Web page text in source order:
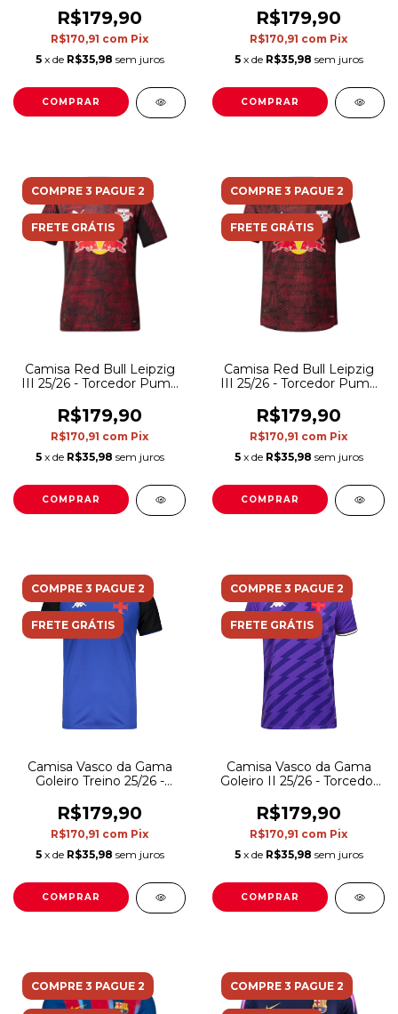
R$179,90
R$170,91 com Pix
5 x de R$35,98 sem juros
COMPRAR
R$179,90
R$170,91 com Pix
5 x de R$35,98 sem juros
COMPRAR
COMPRE 3 PAGUE 2
FRETE GRÁTIS
Camisa Red Bull Leipzig
III 25/26 - Torcedor Puma
preta
R$179,90
R$170,91 com Pix
5 x de R$35,98 sem juros
COMPRAR
COMPRE 3 PAGUE 2
FRETE GRÁTIS
Camisa Red Bull Leipzig
III 25/26 - Torcedor Puma
preta
R$179,90
R$170,91 com Pix
5 x de R$35,98 sem juros
COMPRAR
COMPRE 3 PAGUE 2
FRETE GRÁTIS
Camisa Vasco da Gama
Goleiro Treino 25/26 -
- Azul e preta
R$179,90
R$170,91 com Pix
5 x de R$35,98 sem juros
COMPRAR
COMPRE 3 PAGUE 2
FRETE GRÁTIS
Camisa Vasco da Gama
Goleiro II 25/26 - Torcedor
R$179,90
R$170,91 com Pix
5 x de R$35,98 sem juros
COMPRAR
COMPRE 3 PAGUE 2 COMPRE 3 PAGUE 2